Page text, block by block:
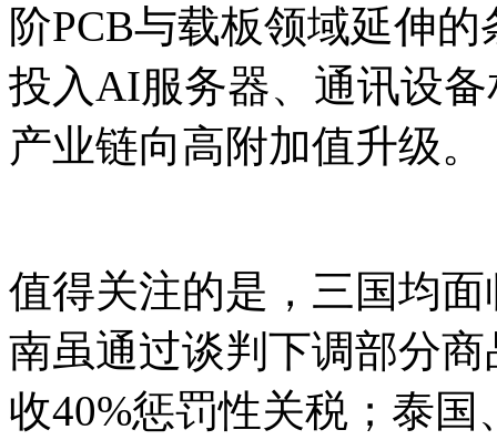
阶PCB与载板领域延伸
投入AI服务器、通讯设
产业链向高附加值升级。
值得关注的是，三国均
南虽通过谈判下调部分
收40%惩罚性关税；泰